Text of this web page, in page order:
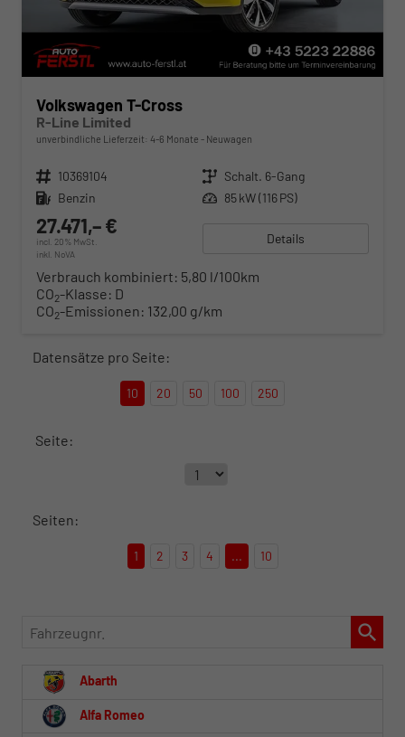
Volkswagen T-Cross
R-Line Limited
unverbindliche Lieferzeit: 4-6 Monate Neuwagen
Fahrzeugnr. 10369104 Getriebe Schalt. 6-Gang
Kraftstoff Benzin Leistung 85 kW (116 PS)
27.471,– €
incl. 20% MwSt.
inkl. NoVA
Details
Verbrauch kombiniert: 5,80 l/100km
CO2-Klasse: D
CO2-Emissionen: 132,00 g/km
Datensätze pro Seite:
10 20 50 100 250
Seite:
Seiten:
1 2 3 4 ... 10
Fahrzeugnr.
Abarth
Alfa Romeo